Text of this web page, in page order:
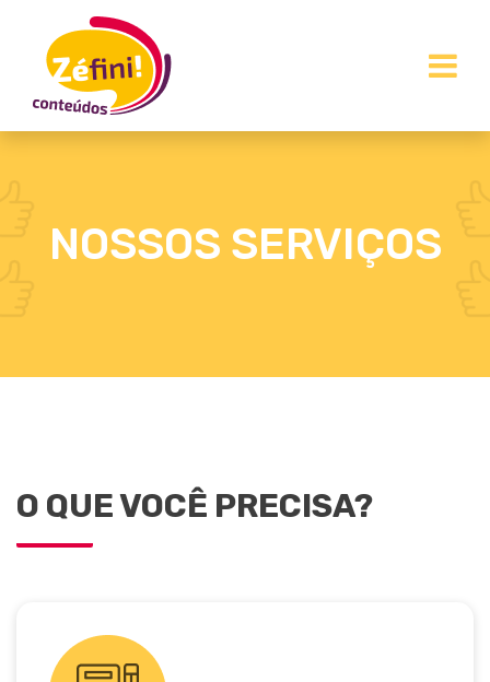
NOSSOS SERVIÇOS
O QUE VOCÊ PRECISA?